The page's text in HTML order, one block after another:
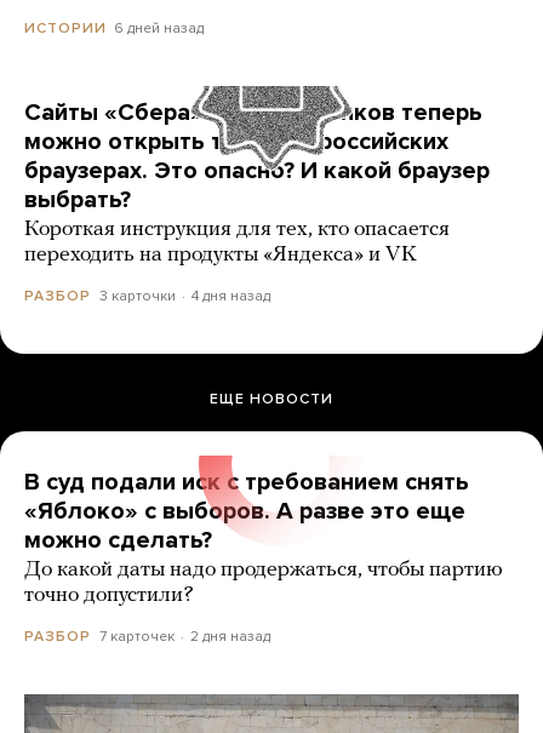
ИСТОРИИ 6 дней назад
Сайты «Сбера» и других банков теперь
можно открыть только в российских
браузерах. Это опасно? И какой браузер
выбрать?
Короткая инструкция для тех, кто опасается
переходить на продукты «Яндекса» и VK
РАЗБОР 3 карточки 4 дня назад
ЕЩЕ НОВОСТИ
В суд подали иск с требованием снять
«Яблоко» с выборов. А разве это еще
можно сделать?
До какой даты надо продержаться, чтобы партию
точно допустили?
РАЗБОР 7 карточек 2 дня назад